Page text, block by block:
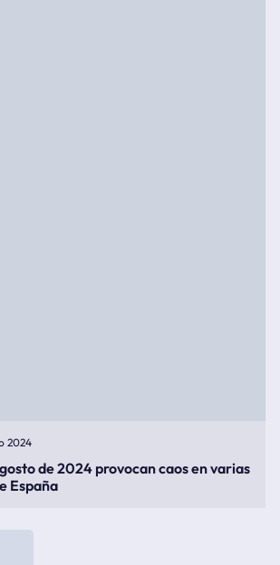
2024
de 2024 provocan caos en varias
España